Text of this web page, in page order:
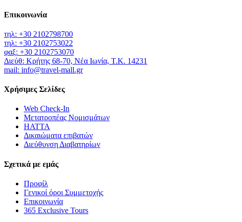
Επικοινωνία
τηλ: +30 2102798700
τηλ: +30 2102753022
φαξ: +30 2102753070
Διεύθ: Κρήτης 68-70, Νέα Ιωνία, Τ.Κ. 14231
mail: info@travel-mall.gr
Χρήσιμες Σελίδες
Web Check-In
Μετατροπέας Νομισμάτων
HATTA
Δικαιώματα επιβατών
Διεύθυνση Διαβατηρίων
Σχετικά με εμάς
Προφίλ
Γενικοί όροι Συμμετοχής
Επικοινωνία
365 Exclusive Tours